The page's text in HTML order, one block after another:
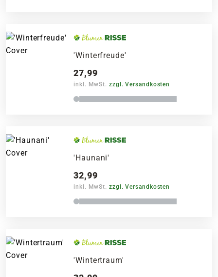
'Winterfreude'
27,99
inkl. MwSt. zzgl. Versandkosten
'Haunani'
32,99
inkl. MwSt. zzgl. Versandkosten
'Wintertraum'